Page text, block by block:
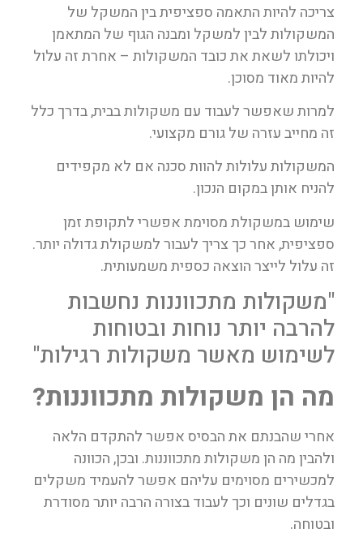
צריכה להיות התאמה ספציפית בין המשקל של
המשקולות לבין למשקל ומבנה הגוף של המתאמן
ויכולתו לשאת את כובד המשקולות – אחרת זה עלול
להיות מאוד מסוכן.
למרות שאפשר לעבוד עם משקולות בבית, בדרך כלל
זה מחייב עזרה של גורם מקצועי.
המשקולות עלולות להוות סכנה אם לא מקפידים
להניח אותן במקום הנכון.
שימוש במשקולת מסוימת אפשרי לתקופת זמן
ספציפית, אחר כך צריך לעבור למשקולת גדולה יותר.
זה עלול לייצר הוצאה כספית משמעותית.
"משקולות מתכווננות נחשבות
להרבה יותר נוחות ובטוחות
לשימוש מאשר משקולות רגילות"
מה הן משקולות מתכווננות?
אחרי שהבנתם את הבסיס אפשר להתקדם הלאה
ולהבין מה הן משקולות מתכווננות. ובכן, הכוונה
למכשירים מסוימים עליהם אפשר להעמיד משקלים
בגדלים שונים וכך לעבוד בצורה הרבה יותר מסודרת
ובטוחה.